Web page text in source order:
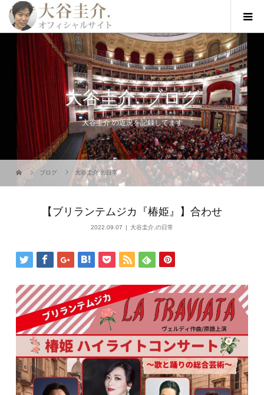
大谷圭介. ブログ
大谷圭介.の近況を記録してます
ブログ 大谷圭介.の日常
【ブリランテムジカ『椿姫』】合わせ
2022.09.07 大谷圭介.の日常